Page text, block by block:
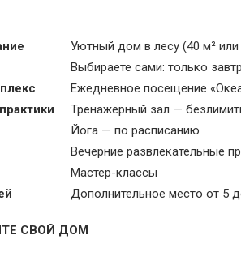
Уютный дом в лесу (40 м² или
Выбираете сами: только
Ежедневное посещение
Тренажерный зал —
Йога — по расписанию
Вечерние развлекательные
Мастер-классы
Дополнительное место от 5
СВОЙ ДОМ